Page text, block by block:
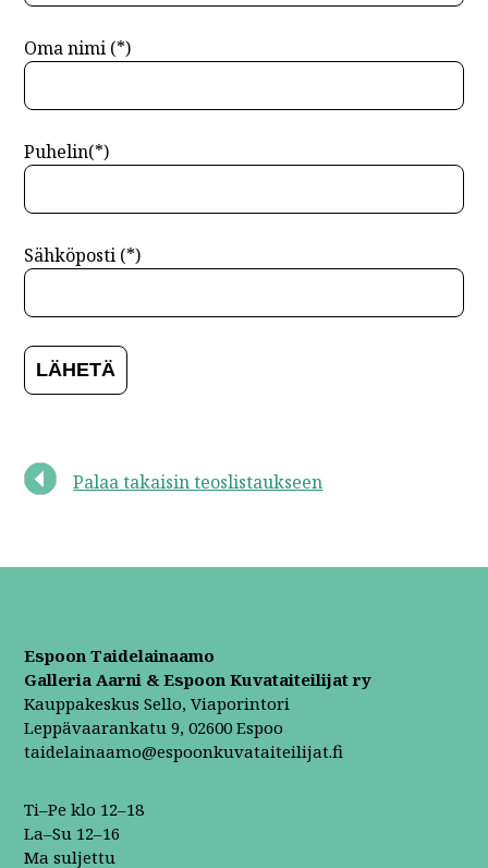
Oma nimi (*)
Puhelin(*)
Sähköposti (*)
Palaa takaisin teoslistaukseen
Espoon Taidelainaamo
Galleria Aarni & Espoon Kuvataiteilijat ry
Kauppakeskus Sello, Viaporintori
Leppävaarankatu 9, 02600 Espoo
taidelainaamo@espoonkuvataiteilijat.fi
Ti–Pe klo 12–18
La–Su 12–16
Ma suljettu